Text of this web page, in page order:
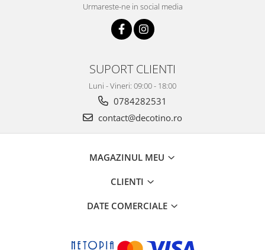
Urmareste-ne in social media
SUPORT CLIENTI
Luni - Vineri: 09:00 - 18:00
0784282531
contact@decotino.ro
MAGAZINUL MEU
CLIENTI
DATE COMERCIALE